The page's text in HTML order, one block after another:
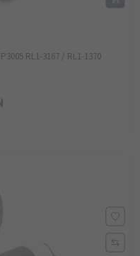
RL1-3167 / RL1-1370